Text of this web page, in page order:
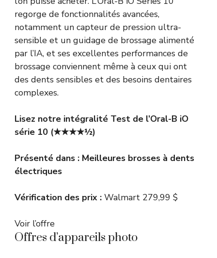
regorge de fonctionnalités avancées,
notamment un capteur de pression ultra-
sensible et un guidage de brossage alimenté
par l’IA, et ses excellentes performances de
brossage conviennent même à ceux qui ont
des dents sensibles et des besoins dentaires
complexes.
Lisez notre intégralité Test de l’Oral-B iO
série 10 (★★★★½)
Présenté dans : Meilleures brosses à dents
électriques
Vérification des prix : Walmart 279,99 $
Voir l’offre
Offres d’appareils photo